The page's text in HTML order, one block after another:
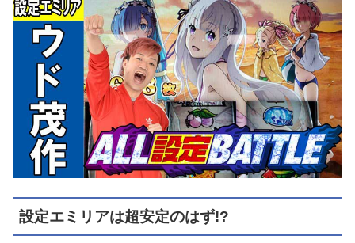
設定エミリアは超安定のはず!?